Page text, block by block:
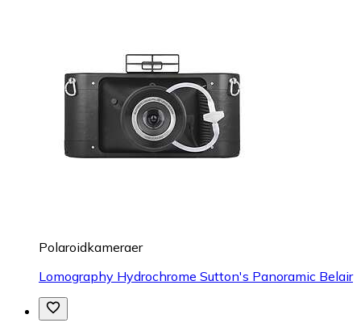
Polaroidkameraer
Lomography Hydrochrome Sutton's Panoramic Belair